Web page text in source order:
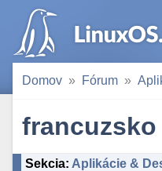
Domov Fórum
Sekcia: Aplikácie &